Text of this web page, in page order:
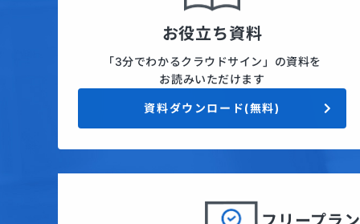
お役立ち資料
「3分でわかるクラウドサイン」の資料を
お読みいただけます
資料ダウンロード(無料)